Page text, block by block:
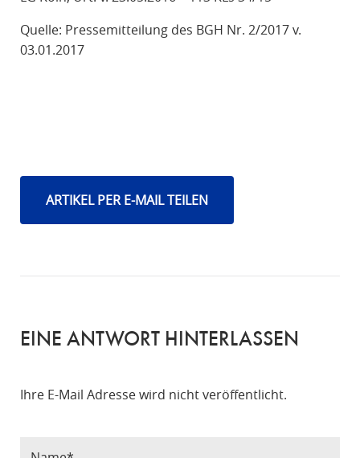
Quelle: Pressemitteilung des BGH Nr. 2/2017 v.
03.01.2017
ARTIKEL PER E-MAIL TEILEN
EINE ANTWORT HINTERLASSEN
Ihre E-Mail Adresse wird nicht veröffentlicht.